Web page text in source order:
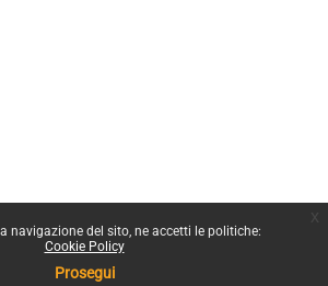
navigazione del sito, ne accetti le politiche:
Cookie Policy
Prosegui